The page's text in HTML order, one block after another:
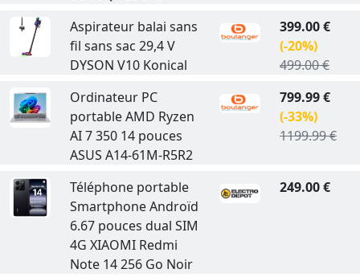
Aspirateur balai sans
fil sans sac 29,4 V
DYSON V10 Konical
399.00 €
(-20%)
499.00 €
Ordinateur PC
portable AMD Ryzen
AI 7 350 14 pouces
ASUS A14-61M-R5R2
799.99 €
(-33%)
1199.99 €
Téléphone portable
Smartphone Androïd
6.67 pouces dual SIM
4G XIAOMI Redmi
Note 14 256 Go Noir
249.00 €